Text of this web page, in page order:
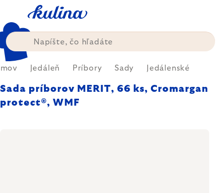
obsah
Jedáleň Príbory Sady Jedálenské
Sada príborov MERIT, 66 ks, Cromargan
protect®, WMF